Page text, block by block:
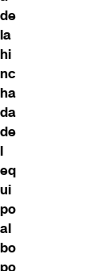
de
la
hi
nc
ha
da
de
l
eq
ui
po
al
bo